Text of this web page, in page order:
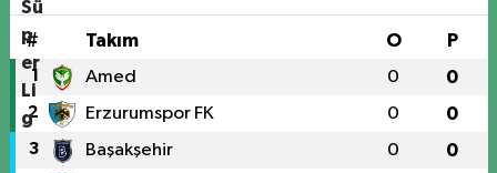
# Takım O P
1 Amed 0 0
2 Erzurumspor FK 0 0
3 Başakşehir 0 0